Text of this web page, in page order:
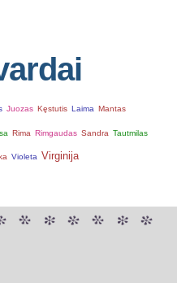
Juozas Kęstutis Laima Mantas
Rima Rimgaudas Sandra Tautmilas
Violeta Virginija